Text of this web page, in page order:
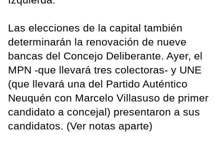
Las elecciones de la capital también
determinarán la renovación de nueve
bancas del Concejo Deliberante. Ayer, el
MPN -que llevará tres colectoras- y UNE
(que llevará una del Partido Auténtico
Neuquén con Marcelo Villasuso de primer
candidato a concejal) presentaron a sus
candidatos. (Ver notas aparte)